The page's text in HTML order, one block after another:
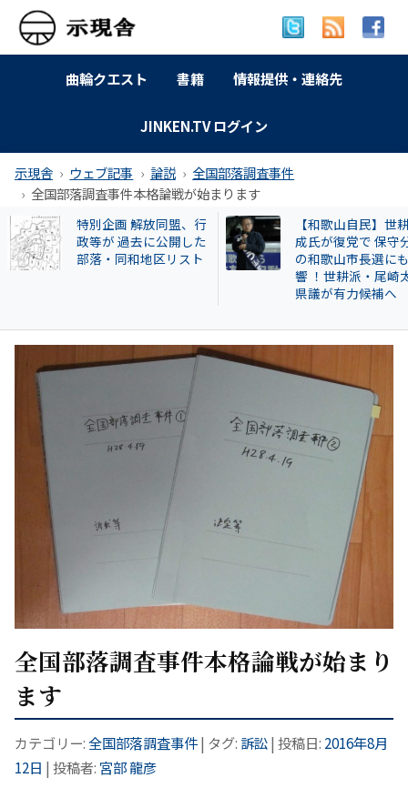
曲輪クエスト 書籍 情報提供・連絡先
JINKEN.TV ログイン
示現舎 ウェブ記事 論説
全国部落調査事件
全国部落調査事件本格論戦が始まります
【和歌山自民】世耕弘
成氏が復党で 保守分裂
の和歌山市長選にも影
訴訟進行状況
月27日現在
全国部落調査事件本格論戦が始まり
ます
カテゴリー:全国部落調査事件| タグ: 訴訟| 投稿日: 2016年8月
12日 | 投稿者: 宮部 龍彦